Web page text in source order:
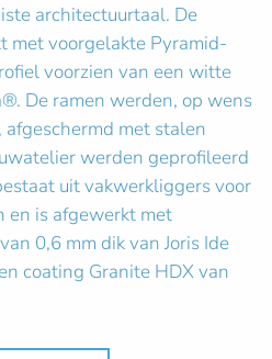
architectuurtaal. De
met voorgelakte Pyramid-
voorzien van een witte
De ramen werden, op wens
met stalen
werden geprofileerd
uit vakwerkliggers voor
en is afgewerkt met
0,6 mm dik van Joris Ide
coating Granite HDX van